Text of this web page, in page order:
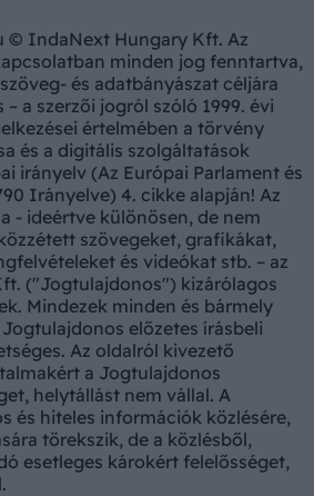
© IndaNext Hungary Kft. Az
minden jog fenntartva,
és adatbányászat céljára
a szerzői jogról szóló 1999. évi
értelmében a törvény
és a digitális szolgáltatások
irányelv (Az Európai Parlament és
Irányelve) 4. cikke alapján! Az
- ideértve különösen, de nem
szövegeket, grafikákat,
és videókat stb. – az
("Jogtulajdonos") kizárólagos
Mindezek minden és bármely
előzetes írásbeli
Az oldalról kivezető
a Jogtulajdonos
helytállást nem vállal. A
és hiteles információk közlésére,
törekszik, de a közlésből,
esetleges károkért felelősséget,